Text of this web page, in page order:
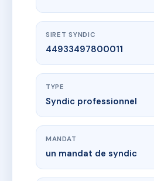
SIRET SYNDIC
44933497800011
TYPE
Syndic professionnel
MANDAT
un mandat de syndic